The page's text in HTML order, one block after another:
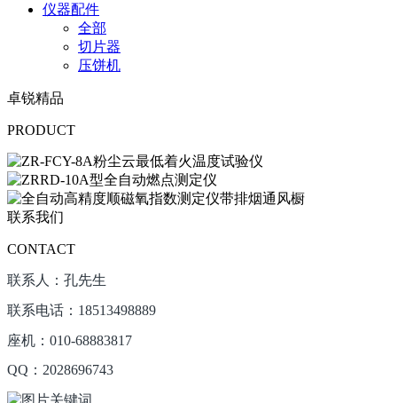
仪器配件
全部
切片器
压饼机
卓锐精品
PRODUCT
联系我们
CONTACT
联系人：孔先生
联系电话：18513498889
座机：010-68883817
QQ：2028696743